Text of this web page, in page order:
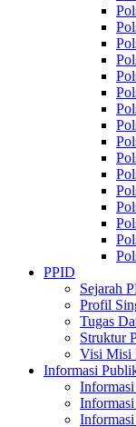
PPID
Sejarah
Profil
Tugas
Struktur
Visi Misi
Informasi
Informasi
Informasi